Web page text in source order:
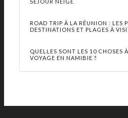
ROAD TRIP À LA RÉUNION : LES
DESTINATIONS ET PLAGES À
QUELLES SONT LES 10 CHOSES
VOYAGE EN NAMIBIE ?